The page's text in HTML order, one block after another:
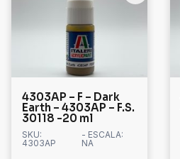
4303AP – F – Dark
Earth – 4303AP – F.S.
30118 -20 ml
SKU:
4303AP
- ESCALA:
NA